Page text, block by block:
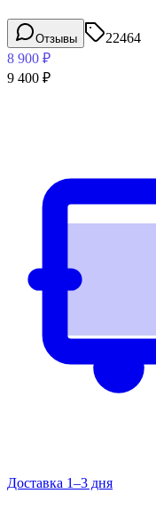
Отзывы
22464
8 900 ₽
9 400 ₽
Доставка 1–3 дня